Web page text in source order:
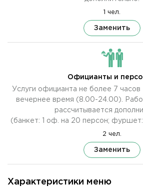
Характеристики меню
1 чел.
Заменить
Официанты и
Услуги официанта не более 7 часов
вечернее время (8.00-24.00).
рассчитывается
(банкет: 1 оф. на 20 персон;
2 чел.
Заменить